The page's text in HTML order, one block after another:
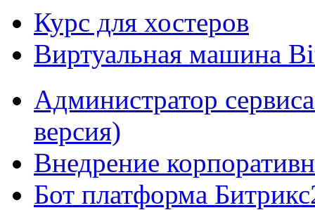
Курс для хостеров
Виртуальная машина
Администратор
версия)
Внедрение
Бот платформа